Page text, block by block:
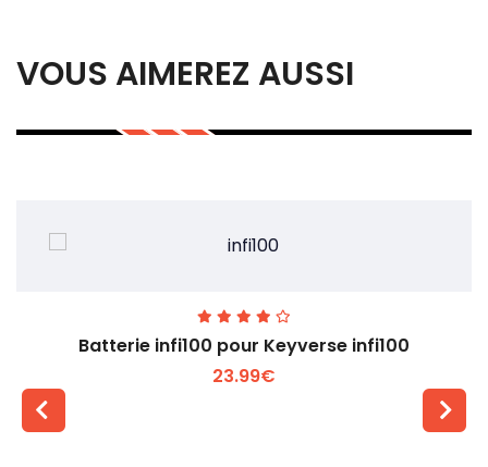
VOUS AIMEREZ AUSSI
Batterie infi100 pour Keyverse infi100
23.99€